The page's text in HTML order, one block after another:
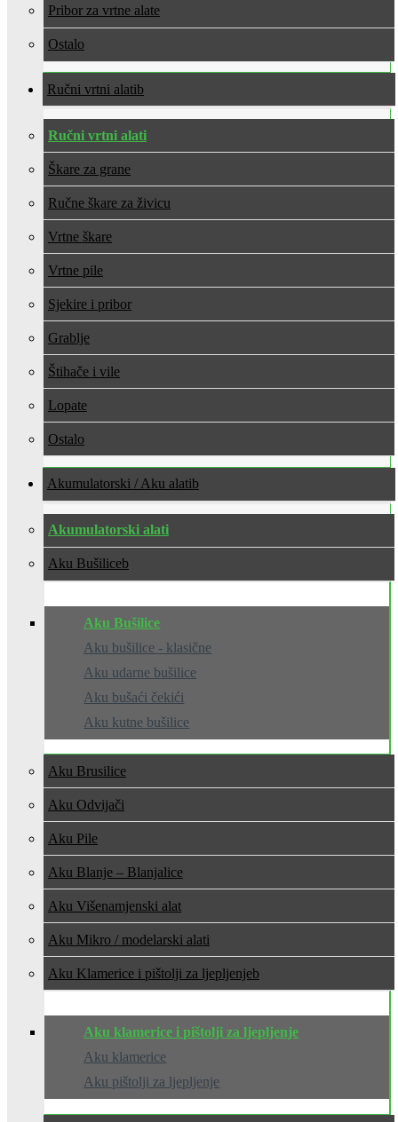
Pribor za vrtne alate
Ostalo
Ručni vrtni alati
Ručni vrtni alati
Škare za grane
Ručne škare za živicu
Vrtne škare
Vrtne pile
Sjekire i pribor
Grablje
Štihače i vile
Lopate
Ostalo
Akumulatorski / Aku alati
Akumulatorski alati
Aku Bušilice
Aku Bušilice
Aku bušilice - klasične
Aku udarne bušilice
Aku bušaći čekići
Aku kutne bušilice
Aku Brusilice
Aku Odvijači
Aku Pile
Aku Blanje – Blanjalice
Aku Višenamjenski alat
Aku Mikro / modelarski alati
Aku Klamerice i pištolji za ljepljenje
Aku klamerice i pištolji za ljepljenje
Aku klamerice
Aku pištolji za ljepljenje